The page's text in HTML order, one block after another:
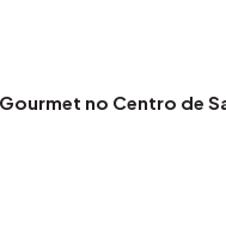
no Centro de